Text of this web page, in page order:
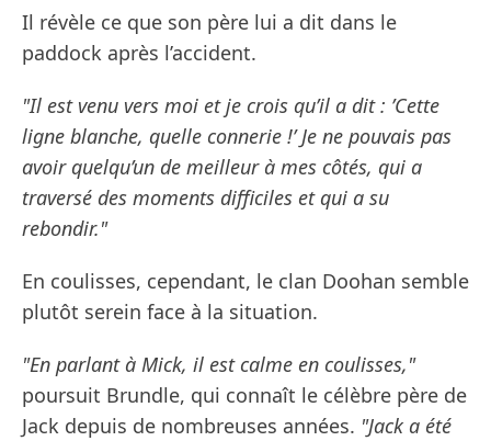
Il révèle ce que son père lui a dit dans le
paddock après l’accident.
"Il est venu vers moi et je crois qu’il a dit : ’Cette
ligne blanche, quelle connerie !’ Je ne pouvais pas
avoir quelqu’un de meilleur à mes côtés, qui a
traversé des moments difficiles et qui a su
rebondir."
En coulisses, cependant, le clan Doohan semble
plutôt serein face à la situation.
"En parlant à Mick, il est calme en coulisses,"
poursuit Brundle, qui connaît le célèbre père de
Jack depuis de nombreuses années. "Jack a été